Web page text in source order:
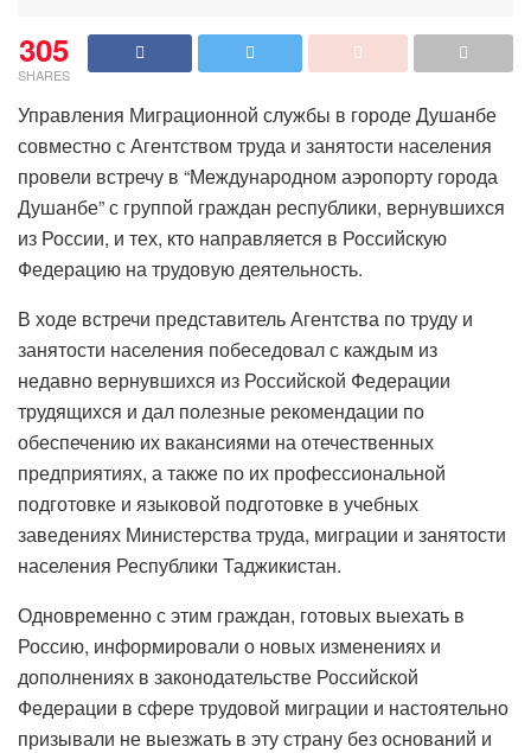
305
SHARES
Управления Миграционной службы в городе Душанбе
совместно с Агентством труда и занятости населения
провели встречу в “Международном аэропорту города
Душанбе” с группой граждан республики, вернувшихся
из России, и тех, кто направляется в Российскую
Федерацию на трудовую деятельность.
В ходе встречи представитель Агентства по труду и
занятости населения побеседовал с каждым из
недавно вернувшихся из Российской Федерации
трудящихся и дал полезные рекомендации по
обеспечению их вакансиями на отечественных
предприятиях, а также по их профессиональной
подготовке и языковой подготовке в учебных
заведениях Министерства труда, миграции и занятости
населения Республики Таджикистан.
Одновременно с этим граждан, готовых выехать в
Россию, информировали о новых изменениях и
дополнениях в законодательстве Российской
Федерации в сфере трудовой миграции и настоятельно
призывали не выезжать в эту страну без оснований и